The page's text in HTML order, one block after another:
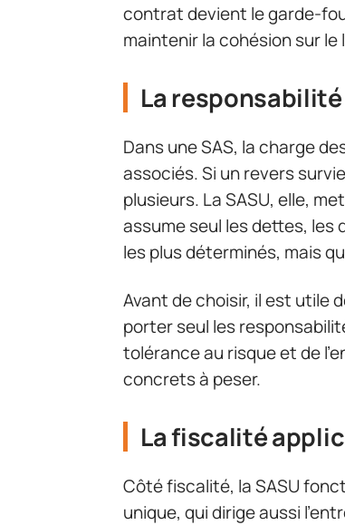
contrat devient le garde-
maintenir la cohésion sur le
La
Dans une SAS, la charge
associés. Si un revers
plusieurs. La SASU, elle,
assume seul les dettes, les
les plus déterminés, mais
Avant de choisir, il est utile
porter seul les
tolérance au risque et de
concrets à peser.
La fiscalité
Côté fiscalité, la SASU
unique, qui dirige aussi